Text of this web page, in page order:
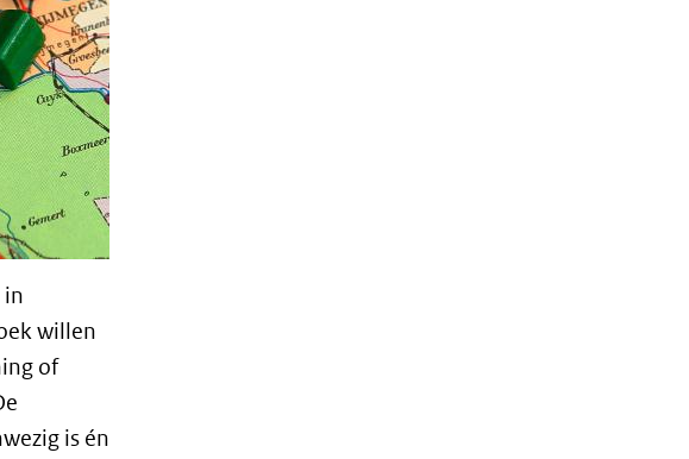
in
willen
of
is én